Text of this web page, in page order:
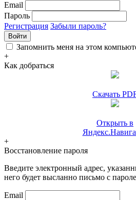
Email
Пароль
Регистрация Забыли пароль?
Войти
Запомнить меня на этом
+
Как добраться
Скачать
Открыть в
+
Восстановление пароля
Введите электронный адрес,
него будет высланно письмо с
Email